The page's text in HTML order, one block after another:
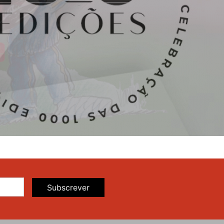
Subscrever